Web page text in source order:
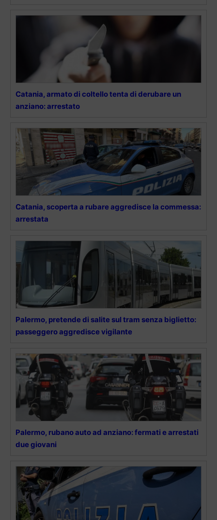
Catania, armato di coltello tenta di derubare un
anziano: arrestato
Catania, scoperta a rubare aggredisce la commessa:
arrestata
Palermo, pretende di salite sul tram senza biglietto:
passeggero aggredisce vigilante
Palermo, rubano auto ad anziano: fermati e arrestati
due giovani